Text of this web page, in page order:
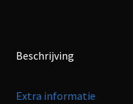
Beschrijving
Extra informatie